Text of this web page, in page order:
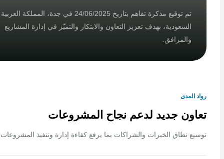
تم توقيع مذكرة تفاهم بتاريخ 24/06/2025 في جدة، المملكة العربية
السعودية، بهدف تعزيز التعاون والابتكار والتميّز في إدارة المشاريع
جديد لدعم نجاح المشروعات
نطاق الخبرات والشراكات بما يرفع كفاءة إدارة وتنفيذ المشروعات.